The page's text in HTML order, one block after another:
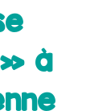
à